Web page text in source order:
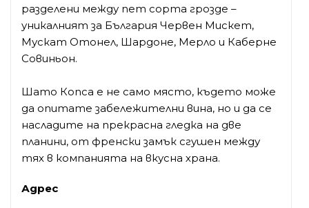
разделени между пет сорта грозде –
уникалният за България Червен Мискет,
Мускат Отонел, Шардоне, Мерло и Каберне
Совиньон.
Шато Копса е не само място, където може
да опитате забележителни вина, но и да се
насладите на прекрасна гледка на две
планини, от френски замък сгушен между
тях в компанията на вкусна храна.
Адрес